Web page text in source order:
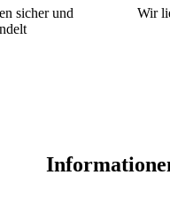
sicher und
Wir